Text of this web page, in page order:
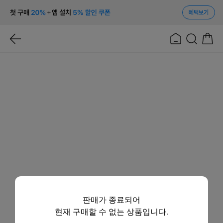
혜택보기
판매가 종료되어
현재 구매할 수 없는 상품입니다.